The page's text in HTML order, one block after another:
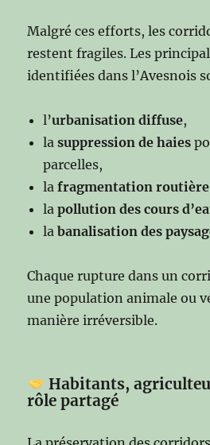
Malgré ces efforts, les
restent fragiles. Les
identifiées dans l’Avesnois
l’urbanisation diffuse,
lasuppression de haies
parcelles,
lafragmentation routière
lapollution des cours
labanalisation des
Chaque rupture dans un
une population animale ou
manière irréversible.
Habitants,
rôle partagé